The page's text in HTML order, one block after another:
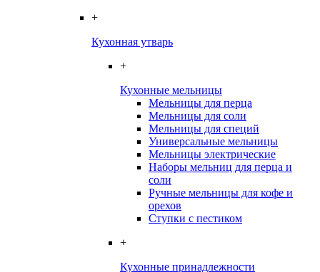
+
Кухонная утварь
+
Кухонные мельницы
Мельницы для перца
Мельницы для соли
Мельницы для специй
Универсальные мельницы
Мельницы электрические
Наборы мельниц для перца и
соли
Ручные мельницы для кофе и
орехов
Ступки с пестиком
+
Кухонные принадлежности